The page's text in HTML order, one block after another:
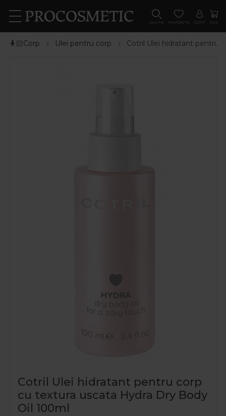
CAUTA FAVORITE CONT COS
🧍🏻Corp Ulei pentru corp Cotril Ulei hidratant pentru
Cotril Ulei hidratant pentru corp
cu textura uscata Hydra Dry Body
Oil 100ml